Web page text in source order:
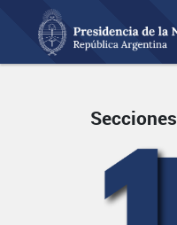
Secciones